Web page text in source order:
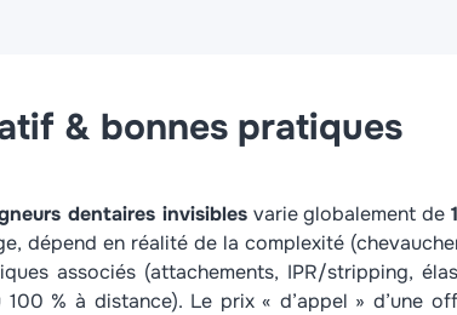
& bonnes pratiques
dentaires invisiblesvarie globalement de
dépend en réalité de la complexité
associés (attachements, IPR/stripping,
% à distance). Le prix « d’appel » d’une